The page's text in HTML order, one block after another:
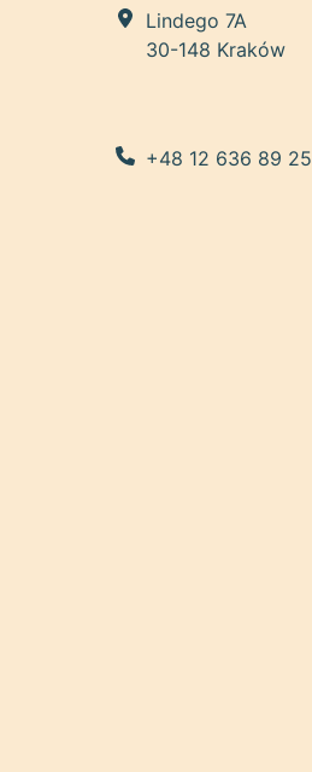
Lindego 7A
30-148 Kraków
+48 12 636 89 25